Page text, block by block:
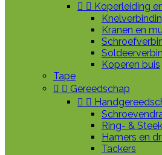
  Koperleiding
Kranen en
Koperen buis
Tape
  Gereedschap
 
Ring- &
Hamers en
Tackers